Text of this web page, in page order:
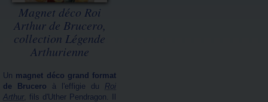
Magnet déco Roi
Arthur de Brucero,
collection Légende
Arthurienne
Un magnet déco grand format
de Brucero à l'effigie du Roi
Arthur, fils d'Uther Pendragon. Il